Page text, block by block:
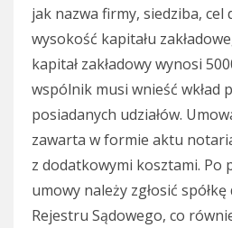
jak nazwa firmy, siedziba, cel
wysokość kapitału
kapitał zakładowy wynosi
wspólnik musi wnieść wkład
posiadanych udziałów.
zawarta w formie aktu
z dodatkowymi kosztami. Po
umowy należy zgłosić
Rejestru Sądowego, co